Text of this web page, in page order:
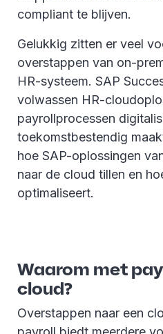
compliant te blijven.
Gelukkig zitten er veel
overstappen van on-
HR-systeem. SAP
volwassen HR-
payrollprocessen
toekomstbestendig
hoe SAP-oplossingen
naar de cloud tillen en
optimaliseert.
Waarom met
cloud?
Overstappen naar een